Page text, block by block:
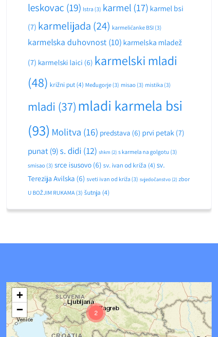
leskovac (19) Istra(3) karmel(17) karmel bsi
(7) karmelijada (24) karmelićanke BSI (3)
karmelska duhovnost(10) karmelska mladež
(7) karmelski laici (6) karmelski mladi
(48) križni put(4) Međugorje(3) misao (3) mistika(3)
mladi (37)mladi karmela bsi
(93) Molitva (16) predstava (6) prvi petak(7)
punat(9)s. didi (12) shkm (2) s karmela na golgotu (3)
smisao (3) srce isusovo(6) sv. ivan od križa (4) sv.
Terezija Avilska (6) sveti ivan od križa(3) svjedočanstvo(2) zbor
U BOŽJIM RUKAMA (3) šutnja (4)
2
+
−